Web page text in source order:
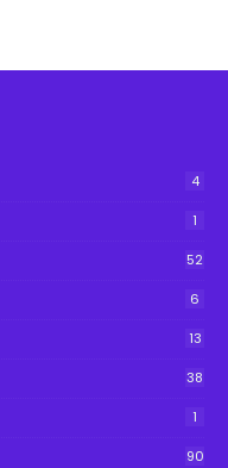
4
1
52
6
13
38
1
90